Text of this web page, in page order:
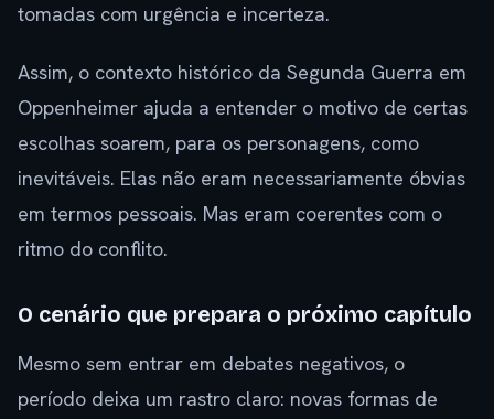
tomadas com urgência e incerteza.
Assim, o contexto histórico da Segunda Guerra em
Oppenheimer ajuda a entender o motivo de certas
escolhas soarem, para os personagens, como
inevitáveis. Elas não eram necessariamente óbvias
em termos pessoais. Mas eram coerentes com o
ritmo do conflito.
O cenário que prepara o próximo capítulo
Mesmo sem entrar em debates negativos, o
período deixa um rastro claro: novas formas de